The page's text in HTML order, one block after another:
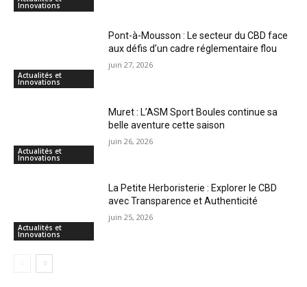
Innovations
Actualités et
Innovations
Pont-à-Mousson : Le secteur du CBD face
aux défis d’un cadre réglementaire flou
juin 27, 2026
Actualités et
Innovations
Muret : L’ASM Sport Boules continue sa
belle aventure cette saison
juin 26, 2026
Actualités et
Innovations
La Petite Herboristerie : Explorer le CBD
avec Transparence et Authenticité
juin 25, 2026